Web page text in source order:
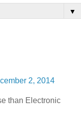
▼
2, 2014
than Electronic